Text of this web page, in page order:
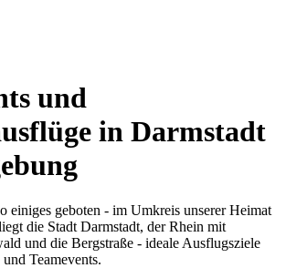
und
in Darmstadt
einiges geboten - im Umkreis unserer Heimat
die Stadt Darmstadt, der Rhein mit
und die Bergstraße - ideale Ausflugsziele
Teamevents.